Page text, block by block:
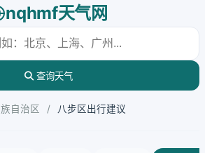
nqhmf天气网
查询天气
自治区 / 八步区出行建议